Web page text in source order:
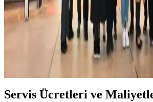
Cove Bulaşık Makineleri: Temizlik
Kullanıcı Deneyimlerinin Detaylı
Cove bulaşık makineleri tasarım açısından
performansı ve servis desteği konusunda
şikayetleri bulunuyor. Teknik sorunlar ve
Servis Ücretleri ve